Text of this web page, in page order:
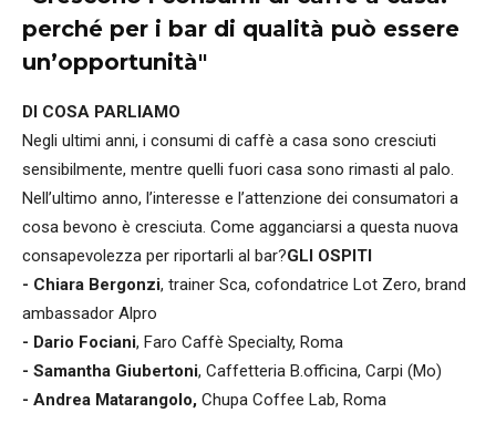
perché per i bar di qualità può essere
un’opportunità"
DI COSA PARLIAMO
Negli ultimi anni, i consumi di caffè a casa sono cresciuti
sensibilmente, mentre quelli fuori casa sono rimasti al palo.
Nell’ultimo anno, l’interesse e l’attenzione dei consumatori a
cosa bevono è cresciuta. Come agganciarsi a questa nuova
consapevolezza per riportarli al bar?GLI OSPITI
- Chiara Bergonzi, trainer Sca, cofondatrice Lot Zero, brand
ambassador Alpro
- Dario Fociani, Faro Caffè Specialty, Roma
- Samantha Giubertoni, Caffetteria B.officina, Carpi (Mo)
- Andrea Matarangolo, Chupa Coffee Lab, Roma